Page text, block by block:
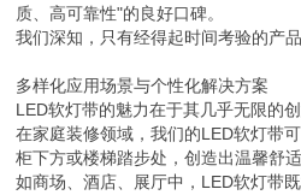
质、高可靠性"的良好口碑。
我们深知，只有经得起时间考验的产
多样化应用场景与个性化解决方案
LED软灯带的魅力在于其几乎无限的创
在家庭装修领域，我们的LED软灯带
柜下方或楼梯踏步处，创造出温馨舒
如商场、酒店、展厅中，LED软灯带